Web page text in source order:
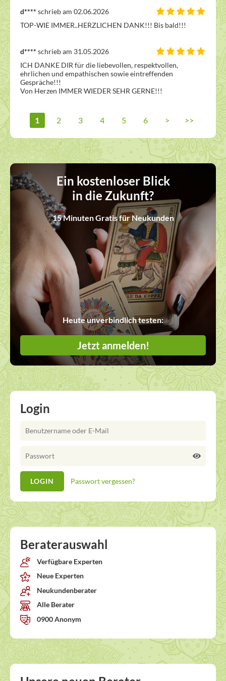
d**** schrieb am 02.06.2026
TOP-WIE IMMER..HERZLICHEN DANK!!! Bis bald!!!
d**** schrieb am 31.05.2026
ICH DANKE DIR für die liebevollen, respektvollen,
ehrlichen und empathischen sowie eintreffenden
Gespräche!!!
Von Herzen IMMER WIEDER SEHR GERNE!!!
1 2 3 4 5 6 > >>
Ein kostenloser Blick
in die Zukunft?
15 Minuten Gratis für Neukunden
Heute unverbindlich testen:
Jetzt anmelden!
Login
Passwort vergessen?
Beraterauswahl
Verfügbare Experten
Neue Experten
Neukundenberater
Alle Berater
0900 Anonym